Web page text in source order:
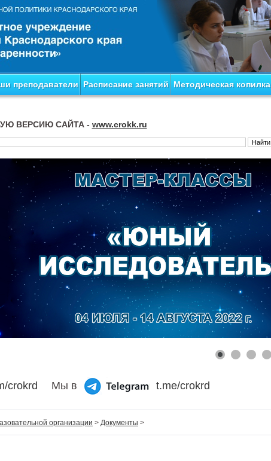
преподаватели Расписание занятий Методическая копилка
ВЕРСИЮ САЙТА - www.crokk.ru
crokrd Мы в t.me/crokrd
организации > Документы >